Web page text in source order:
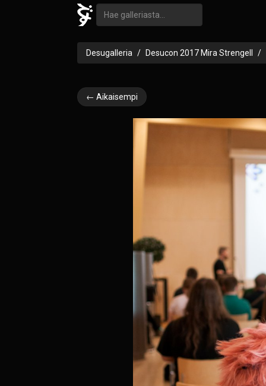
Desugalleria Desucon 2017 Mira Strengell
← Aikaisempi